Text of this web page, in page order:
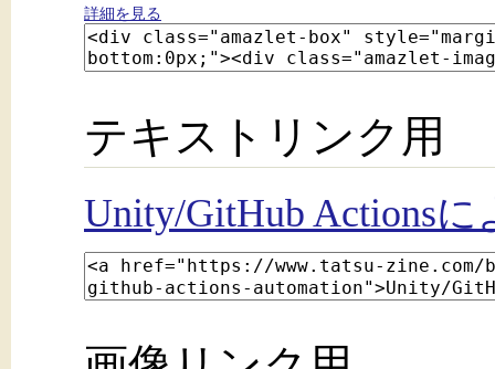
詳細を見る
テキストリンク用
Unity/GitHub Actions